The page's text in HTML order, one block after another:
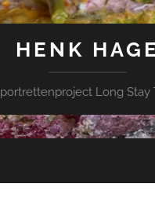
HENK HAGE
portrettenproject Long Stay